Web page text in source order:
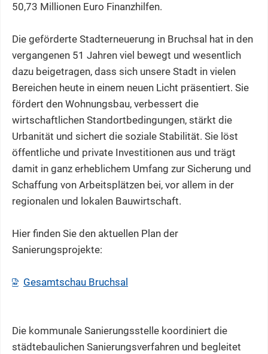
50,73 Millionen Euro Finanzhilfen.
Die geförderte Stadterneuerung in Bruchsal hat in den
vergangenen 51 Jahren viel bewegt und wesentlich
dazu beigetragen, dass sich unsere Stadt in vielen
Bereichen heute in einem neuen Licht präsentiert. Sie
fördert den Wohnungsbau, verbessert die
wirtschaftlichen Standortbedingungen, stärkt die
Urbanität und sichert die soziale Stabilität. Sie löst
öffentliche und private Investitionen aus und trägt
damit in ganz erheblichem Umfang zur Sicherung und
Schaffung von Arbeitsplätzen bei, vor allem in der
regionalen und lokalen Bauwirtschaft.
Hier finden Sie den aktuellen Plan der
Sanierungsprojekte:
Gesamtschau Bruchsal
Die kommunale Sanierungsstelle koordiniert die
städtebaulichen Sanierungsverfahren und begleitet